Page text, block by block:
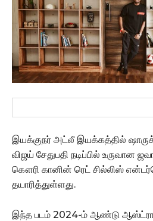
இயக்குநர் அட்லீ இயக்கத்தில்
விஜய் சேதுபதி நடிப்பில் உருவான
கௌரி கானின் ரெட் சில்லிஸ்
தயாரித்துள்ளது.
இந்த படம் 2024-ம் ஆண்டு ஆஸ்ட்ரா